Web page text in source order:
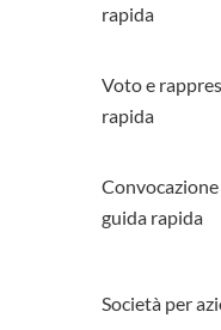
rapida
Voto e
rapida
guida rapida
Società per